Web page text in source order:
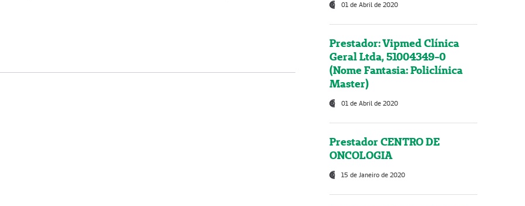
01 de Abril de 2020
Prestador: Vipmed Clínica
Geral Ltda, 51004349-0
(Nome Fantasia: Policlínica
Master)
01 de Abril de 2020
Prestador CENTRO DE
ONCOLOGIA
15 de Janeiro de 2020